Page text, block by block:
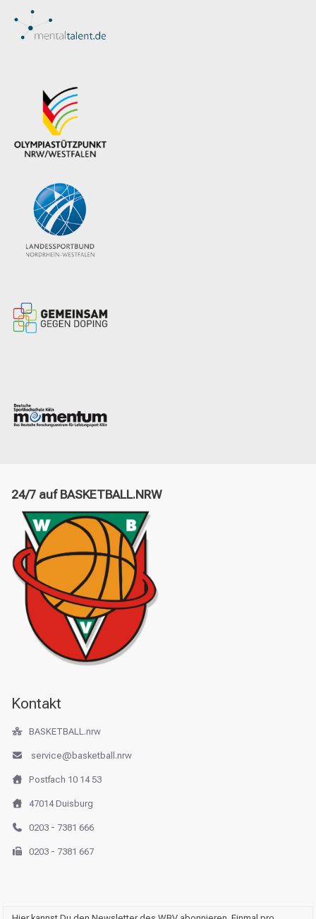
24/7 auf BASKETBALL.NRW
Kontakt
BASKETBALL.nrw
service@basketball.nrw
Postfach 10 14 53
47014 Duisburg
0203 - 7381 666
0203 - 7381 667